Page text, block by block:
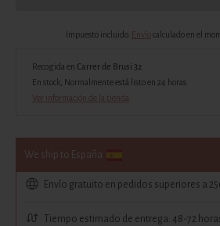
Impuesto incluido. Envíocalculado en el
Recogida en Carrer de Brusi 32
En stock, Normalmente está listo en 24 horas
Ver información de la tienda
We ship to España
Envío gratuito en pedidos superiores a
Tiempo estimado de entrega: 48-72